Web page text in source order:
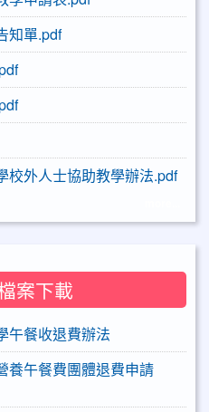
知單.pdf
校外人士協助教學辦法.pdf
案下載
午餐收退費辦法
養午餐費團體退費申請